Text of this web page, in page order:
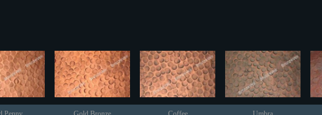
Новочеркасск
Норильск
Омск